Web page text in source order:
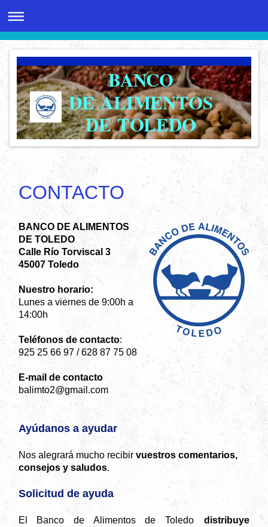
BANCO
DE ALIMENTOS
DE TOLEDO
CONTACTO
BANCO DE ALIMENTOS
DE TOLEDO
Calle Río Torviscal 3
45007 Toledo
Nuestro horario:
Lunes a viernes de 9:00h a
14:00h
Teléfonos de contacto:
925 25 66 97 / 628 87 75 08
E-mail de contacto
balimto2@gmail.com
Ayúdanos a ayudar
Nos alegrará mucho recibir vuestros comentarios,
consejos y saludos.
Solicitud de ayuda
El Banco de Alimentos de Toledo distribuye